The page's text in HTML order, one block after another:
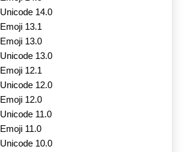
Unicode 14.0
Emoji 13.1
Emoji 13.0
Unicode 13.0
Emoji 12.1
Unicode 12.0
Emoji 12.0
Unicode 11.0
Emoji 11.0
Unicode 10.0